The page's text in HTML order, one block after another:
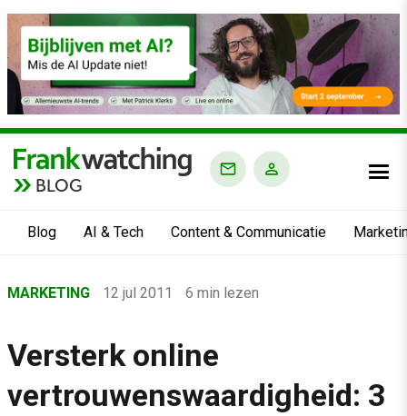
BLOG
Blog AI & Tech Content & Communicatie
›
›
Marketing
MARKETING 12 jul 2011 6 min lezen
Versterk online
vertrouwenswaardigheid: 3